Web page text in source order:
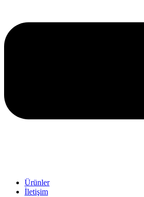
Ürünler
İletişim